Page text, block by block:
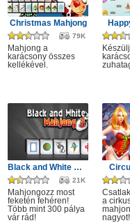
Christmas Mahjong
79K
Mahjong a
karácsony összes
kellékével.
Black and White Mahjong 3
21K
Mahjongozz most
feketén fehéren!
Több mint 300 pálya
vár rád!
a
nagyot!